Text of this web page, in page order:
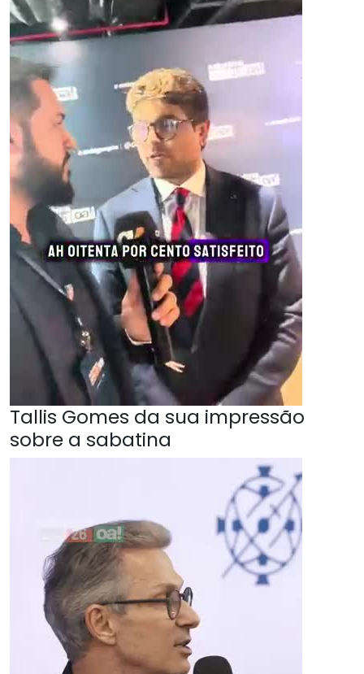
Tallis Gomes da sua impressão
sobre a sabatina